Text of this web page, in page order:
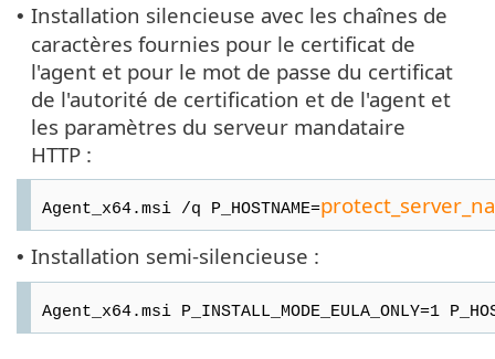
• Installation silencieuse avec les chaînes de
caractères fournies pour le certificat de
l'agent et pour le mot de passe du certificat
de l'autorité de certification et de l'agent et
les paramètres du serveur mandataire
HTTP :
Agent_x64.msi /q P_HOSTNAME=
• Installation semi-silencieuse :
Agent_x64.msi P_INSTALL_MODE_EULA_ONLY=1